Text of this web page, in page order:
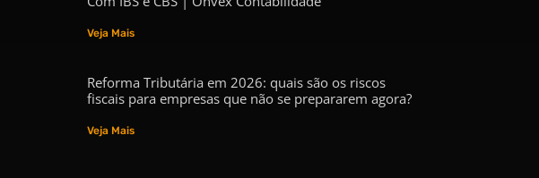
Veja Mais
Reforma Tributária em 2026: quais são os riscos
fiscais para empresas que não se prepararem agora?
Veja Mais